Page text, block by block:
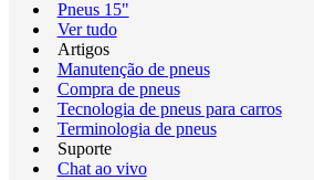
Pneus 15"
Ver tudo
Artigos
Manutenção de pneus
Compra de pneus
Tecnologia de pneus para carros
Terminologia de pneus
Suporte
Chat ao vivo